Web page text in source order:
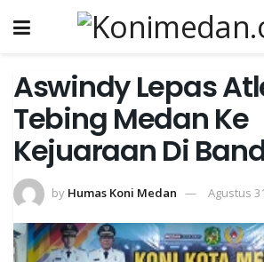
Aswindy Lepas
Tebing Medan Ke
Kejuaraan Di
by Humas Koni Medan Agustus